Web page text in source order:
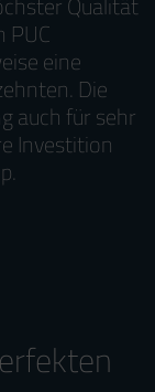
PUC
eine
Die
auch für sehr
Investition